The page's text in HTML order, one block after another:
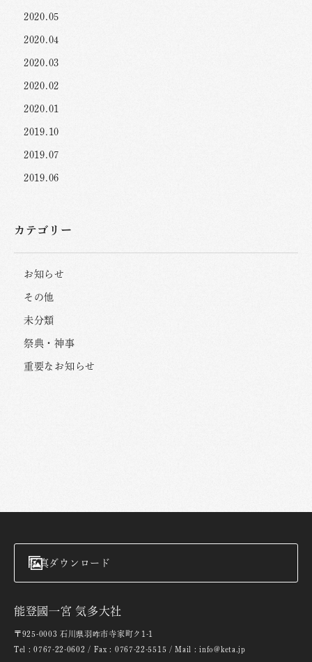
2020.05
2020.04
2020.03
2020.02
2020.01
2019.10
2019.07
2019.06
カテゴリー
お知らせ
その他
未分類
祭典・神事
重要なお知らせ
写真ダウンロード
能登國一宮 気多大社
〒925-0003 石川県羽咋市寺家町ク1-1
Tel : 0767-22-0602 / Fax : 0767-22-5515 / Mail : info@keta.jp